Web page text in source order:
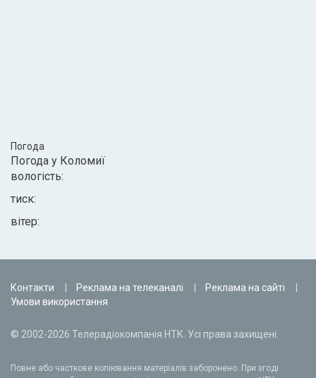
Погода
Погода у Коломиї
вологість:
тиск:
вітер:
Контакти Реклама на телеканалі
Реклама на сайті
Умови використання
© 2002-2026 Телерадіокомпанія НТК. Усі права захищені.
Повне або часткове копіювання матеріалів заборонено. При згоді